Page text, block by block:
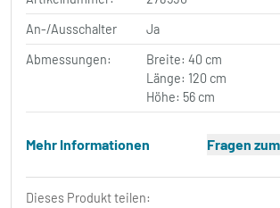
An-/Ausschalter
Ja
Abmessungen:
Breite: 40 cm
Länge: 120 cm
Höhe: 56 cm
Mehr Informationen Fragen
Dieses Produkt teilen: